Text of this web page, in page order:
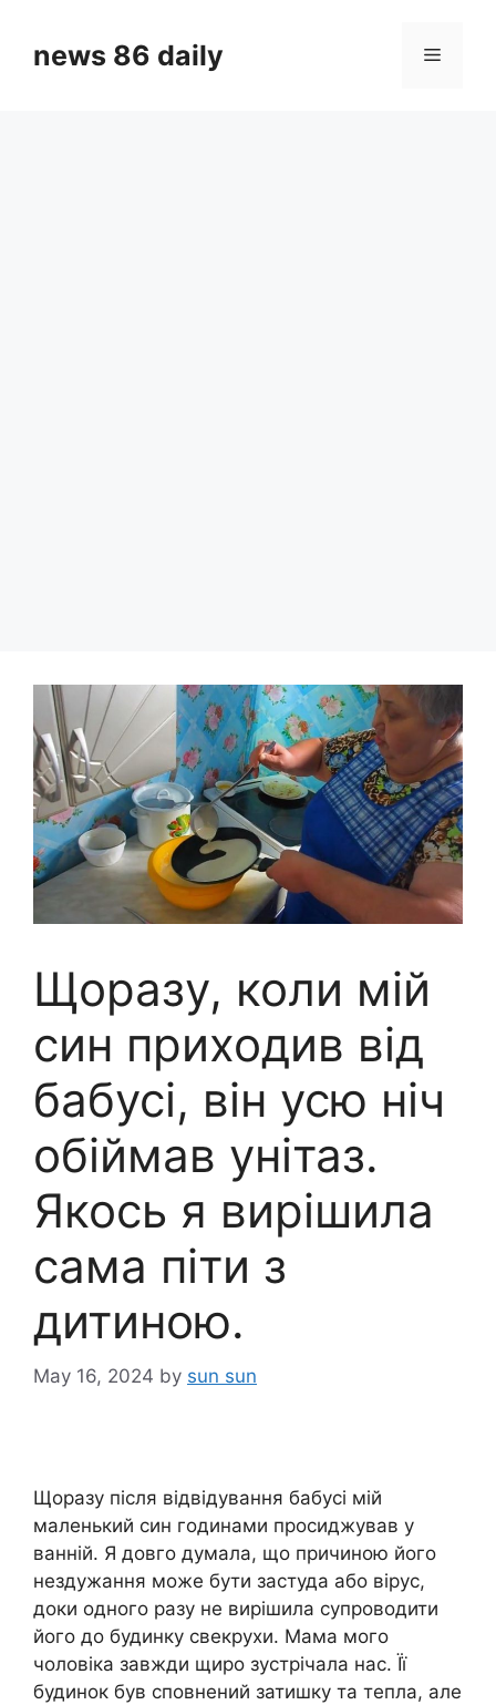
contentnews 86 daily Menu
Щоразу, коли мій
син приходив від
бабусі, він усю ніч
обіймав унітаз.
Якось я вирішила
сама піти з
дитиною.
May 16, 2024 by sun sun
Щоразу після відвідування бабусі мій
маленький син годинами просиджував у
ванній. Я довго думала, що причиною його
нездужання може бути застуда або вірус,
доки одного разу не вирішила супроводити
його до будинку свекрухи. Мама мого
чоловіка завжди щиро зустрічала нас. Її
будинок був сповнений затишку та тепла, але